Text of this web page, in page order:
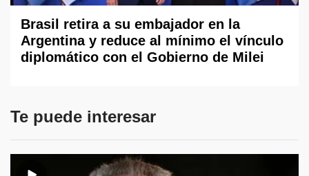
Brasil retira a su embajador en la
Argentina y reduce al mínimo el vínculo
diplomático con el Gobierno de Milei
Te puede interesar